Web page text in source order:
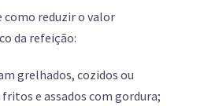
como reduzir o valor
da refeição:
grelhados, cozidos ou
e assados com gordura;